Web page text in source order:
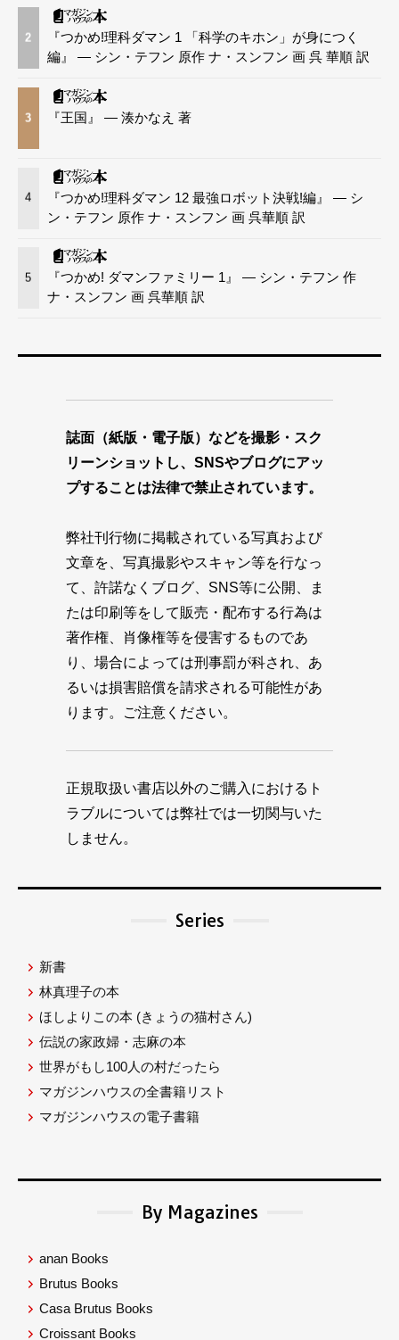
2
『つかめ!理科ダマン 1 「科学のキホン」が身につく
編』 — シン・テフン 原作 ナ・スンフン 画 呉 華順 訳
3 『王国』 — 湊かなえ 著
4
『つかめ!理科ダマン 12 最強ロボット決戦!編』 — シ
ン・テフン 原作 ナ・スンフン 画 呉華順 訳
5
『つかめ! ダマンファミリー 1』 — シン・テフン 作
ナ・スンフン 画 呉華順 訳
誌面（紙版・電子版）などを撮影・スク
リーンショットし、SNSやブログにアッ
プすることは法律で禁止されています。
弊社刊行物に掲載されている写真および
文章を、写真撮影やスキャン等を行なっ
て、許諾なくブログ、SNS等に公開、ま
たは印刷等をして販売・配布する行為は
著作権、肖像権等を侵害するものであ
り、場合によっては刑事罰が科され、あ
るいは損害賠償を請求される可能性があ
ります。ご注意ください。
正規取扱い書店以外のご購入におけるト
ラブルについては弊社では一切関与いた
しません。
Series
新書
林真理子の本
ほしよりこの本 (きょうの猫村さん)
伝説の家政婦・志麻の本
世界がもし100人の村だったら
マガジンハウスの全書籍リスト
マガジンハウスの電子書籍
By Magazines
anan Books
Brutus Books
Casa Brutus Books
Croissant Books